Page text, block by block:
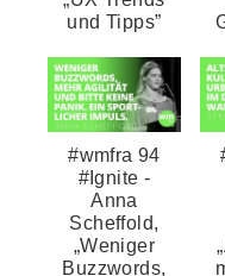
und Tipps”
#wmfra 94
#Ignite -
Anna
Scheffold,
„Weniger
Buzzwords,